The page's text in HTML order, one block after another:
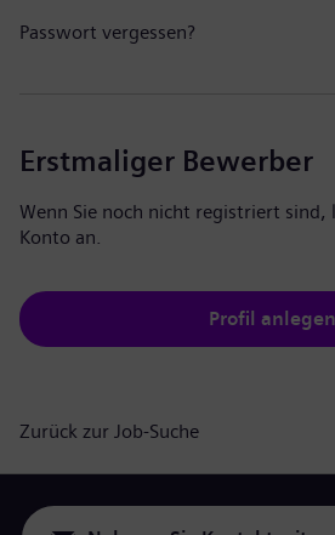
Passwort vergessen?
Erstmaliger Bewerber
Wenn Sie noch nicht registriert sind,
Konto an.
Profil anlegen
Zurück zur Job-Suche